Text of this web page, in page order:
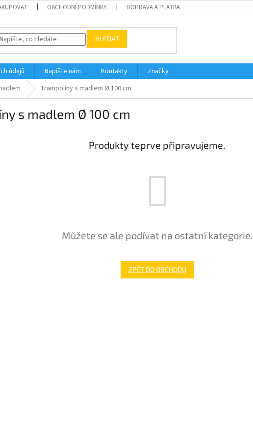
OBCHODNÍ PODMÍNKY DOPRAVA A PLATBA
HLEDAT
údajů Napište nám Kontakty
Značky
Trampolíny s madlem Ø 100 cm
s madlem Ø 100 cm
Produkty teprve připravujeme.
Můžete se ale podívat na ostatní kategorie.
ZPĚT DO OBCHODU